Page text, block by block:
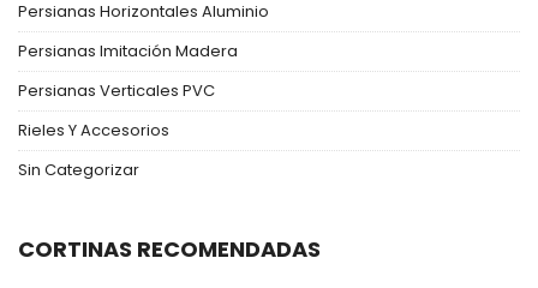
Persianas Horizontales Aluminio
Persianas Imitación Madera
Persianas Verticales PVC
Rieles Y Accesorios
Sin Categorizar
CORTINAS RECOMENDADAS